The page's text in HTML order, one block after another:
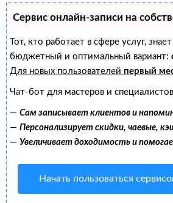
Сервис онлайн-записи на
Тот, кто работает в сфере услуг,
бюджетный и оптимальный вариант:
Для новых пользователей первый
Чат-бот для мастеров и
— Сам записывает клиентов и
— Персонализирует скидки, чаевые,
— Увеличивает доходимость и
Начать пользоваться